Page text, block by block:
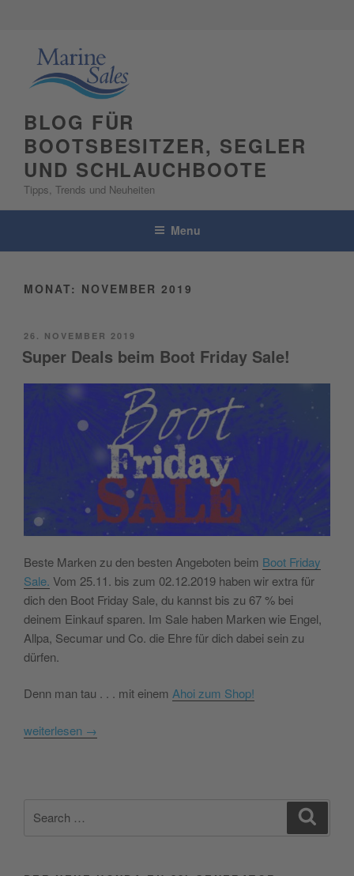
BLOG FÜR
BOOTSBESITZER, SEGLER
UND SCHLAUCHBOOTE
Tipps, Trends und Neuheiten
Menu
MONAT: NOVEMBER 2019
POSTED
ON
26. NOVEMBER 2019
Super Deals beim Boot Friday Sale!
Beste Marken zu den besten Angeboten beim Boot Friday
Sale. Vom 25.11. bis zum 02.12.2019 haben wir extra für
dich den Boot Friday Sale, du kannst bis zu 67 % bei
deinem Einkauf sparen. Im Sale haben Marken wie Engel,
Allpa, Secumar und Co. die Ehre für dich dabei sein zu
dürfen.
Denn man tau . . . mit einem Ahoi zum Shop!
weiterlesen →
for: